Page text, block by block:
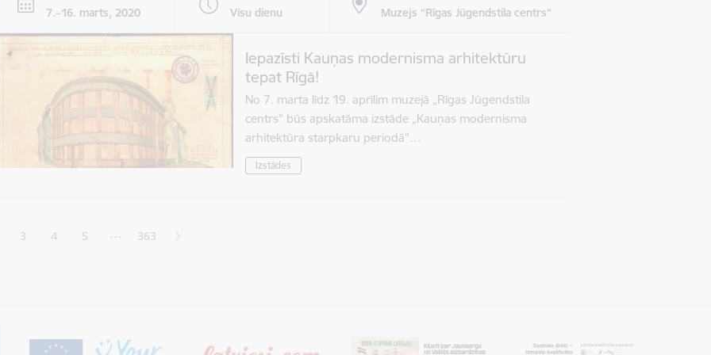
7.–16. marts, 2020 Visu dienu Muzejs “Rīgas Jūgendstila centrs”
Iepazīsti Kauņas modernisma arhitektūru
tepat Rīgā!
No 7. marta līdz 19. aprīlim muzejā „Rīgas Jūgendstila
centrs” būs apskatāma izstāde „Kauņas modernisma
arhitektūra starpkaru periodā”…
Izstādes
lapaLapa
3 Lapa
4 Lapa
5 … 363